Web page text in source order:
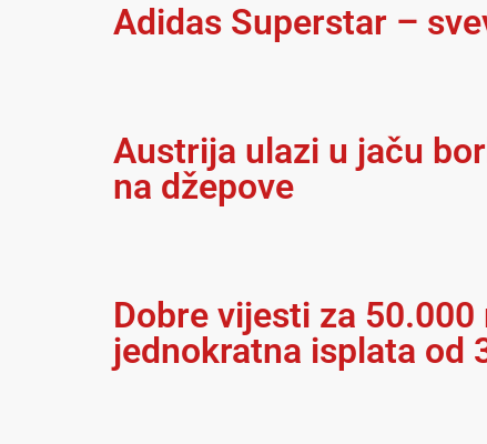
Adidas Superstar –
Austrija ulazi u jaču
na džepove
Dobre vijesti za
jednokratna isplata od